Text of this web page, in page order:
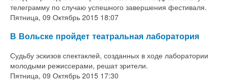
телеграмму по случаю успешного завершения фестиваля.
Пятница, 09 Октябрь 2015 18:07
В Вольске пройдет театральная лаборатория
Судьбу эскизов спектаклей, созданных в ходе лаборатории
молодыми режиссерами, решат зрители.
Пятница, 09 Октябрь 2015 17:30